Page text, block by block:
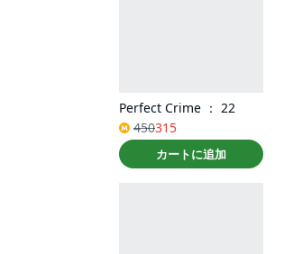
Perfect Crime ： 22
450315
カートに追加